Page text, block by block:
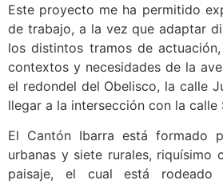
Este proyecto me ha permitido
de trabajo, a la vez que adaptar
los distintos tramos de
contextos y necesidades de la
el redondel del Obelisco, la calle
llegar a la intersección con la calle
El Cantón Ibarra está formado
urbanas y siete rurales, riquísimo
paisaje, el cual está